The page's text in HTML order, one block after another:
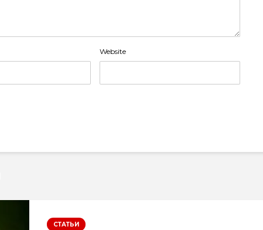
Website
СТАТЬИ